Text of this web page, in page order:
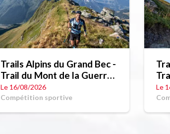
Trails Alpins du Grand Bec -
Trail du Mont de la Guerre
- 15,8 km
Le 16/08/2026
Compétition sportive
Le